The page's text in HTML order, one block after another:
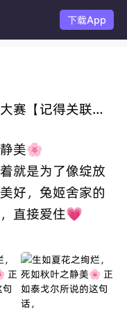
下载App
晒图点评赢大奖！三坑创作者大赛【记得关联商品!!】
美🌸
就是为了像绽放
好，兔姬舍家的
直接爱住💗